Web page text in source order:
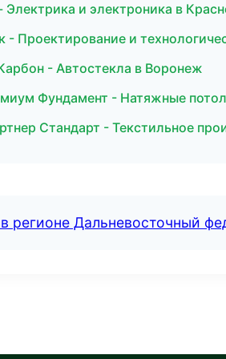
и электроника в
Проектирование и
- Автостекла в Воронеж
Фундамент - Натяжные
Стандарт - Текстильное
регионе Дальневосточный